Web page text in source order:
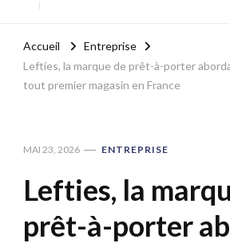
Accueil
Entreprise
Lefties, la marque de prêt-à-porter
tout premier magasin en France
MAI 23, 2026 ENTREPRISE
Lefties, la
prêt-à-porter